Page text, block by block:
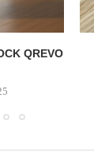
QREVO